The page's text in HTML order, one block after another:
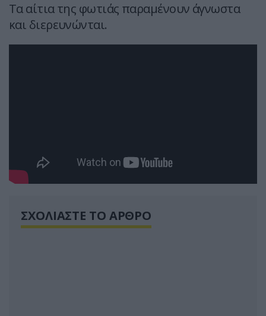
Τα αίτια της φωτιάς παραμένουν άγνωστα
και διερευνώνται.
ΣΧΟΛΙΑΣΤΕ ΤΟ ΑΡΘΡΟ